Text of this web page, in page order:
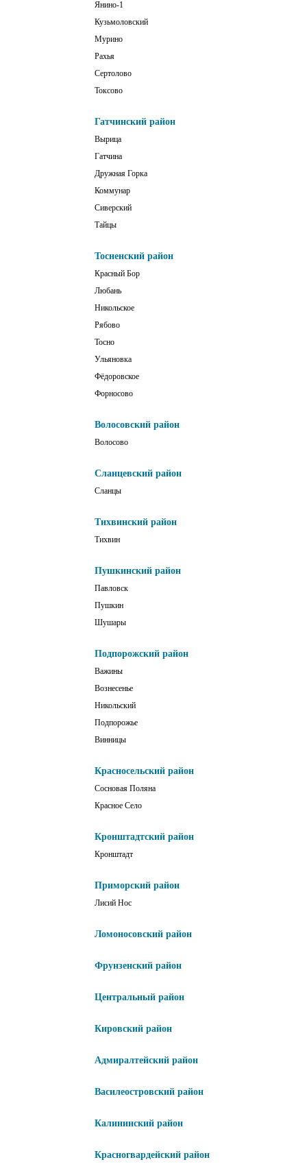
Янино-1
Кузьмоловский
Мурино
Рахья
Сертолово
Токсово
Гатчинский район
Вырица
Гатчина
Дружная Горка
Коммунар
Сиверский
Тайцы
Тосненский район
Красный Бор
Любань
Никольское
Рябово
Тосно
Ульяновка
Фёдоровское
Форносово
Волосовский район
Волосово
Сланцевский район
Сланцы
Тихвинский район
Тихвин
Пушкинский район
Павловск
Пушкин
Шушары
Подпорожский район
Важины
Вознесенье
Никольский
Подпорожье
Винницы
Красносельский район
Сосновая Поляна
Красное Село
Кронштадтский район
Кронштадт
Приморский район
Лисий Нос
Ломоносовский район
Фрунзенский район
Центральный район
Кировский район
Адмиралтейский район
Василеостровский район
Калининский район
Красногвардейский район